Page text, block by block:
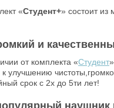
«Студент+» состоит
и
от комплекта «Студент
к улучшению
срок с 2х до 5ти лет!
наушник